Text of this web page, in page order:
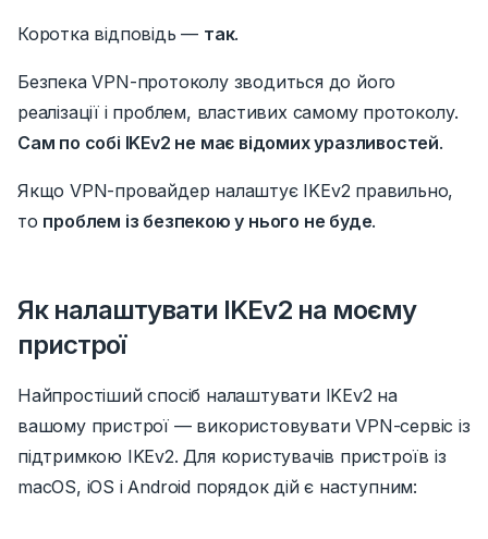
Коротка відповідь — так.
Безпека VPN-протоколу зводиться до його
реалізації і проблем, властивих самому протоколу.
Сам по собі IKEv2 не має відомих уразливостей.
Якщо VPN-провайдер налаштує IKEv2 правильно,
то проблем із безпекою у нього не буде.
Як налаштувати IKEv2 на моєму
пристрої
Найпростіший спосіб налаштувати IKEv2 на
вашому пристрої — використовувати VPN-сервіс із
підтримкою IKEv2. Для користувачів пристроїв із
macOS, iOS і Android порядок дій є наступним: